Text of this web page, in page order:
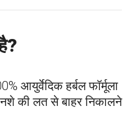
आयुर्वेदिक हर्बल फॉर्मूला
नशे की लत से बाहर निकालने